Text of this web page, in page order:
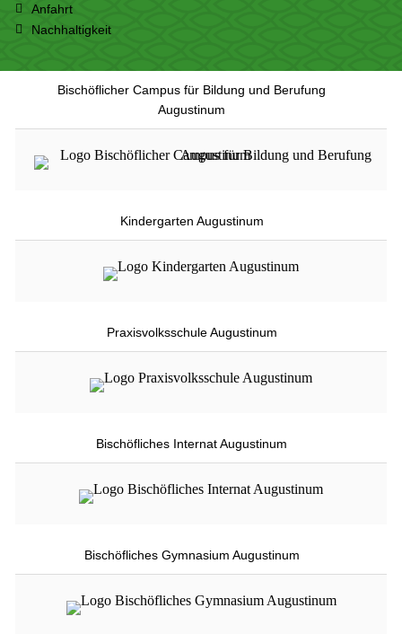
Anfahrt
Nachhaltigkeit
Bischöflicher Campus für Bildung und Berufung
Augustinum
Kindergarten Augustinum
Praxisvolksschule Augustinum
Bischöfliches Internat Augustinum
Bischöfliches Gymnasium Augustinum